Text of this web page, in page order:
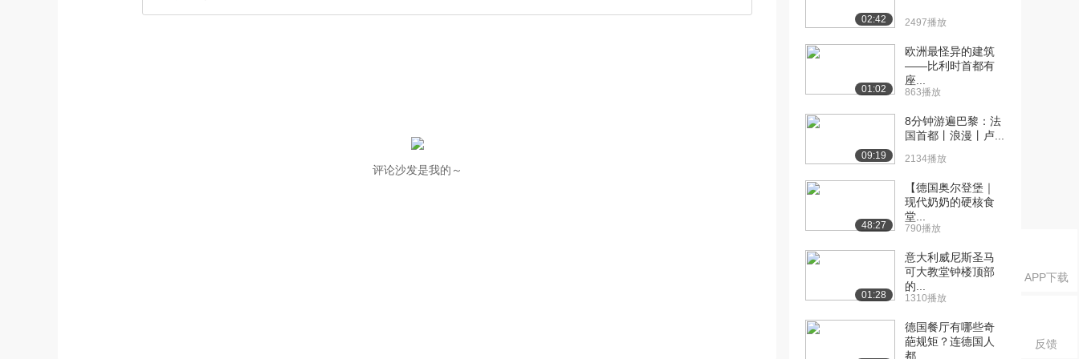
APP下载
反馈
评论沙发是我的～
02:42 2497播放
01:02
欧洲最怪异的建筑
——比利时首都有
座...
863播放
09:19
8分钟游遍巴黎：法
国首都丨浪漫丨卢...
2134播放
48:27
【德国奥尔登堡｜
现代奶奶的硬核食
堂...
790播放
01:28
意大利威尼斯圣马
可大教堂钟楼顶部
的...
1310播放
德国餐厅有哪些奇
葩规矩？连德国人
都...